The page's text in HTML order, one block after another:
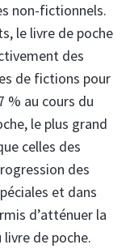
non-fictionnels.
le livre de poche
des
de fictions pour
% au cours du
le plus grand
celles des
des
et dans
d’atténuer la
de poche.